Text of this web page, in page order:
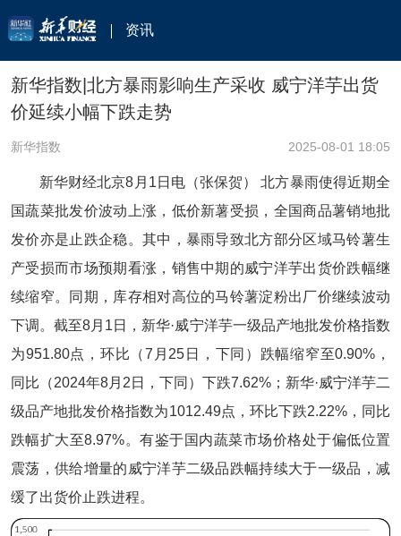
资讯
新华指数|北方暴雨影响生产采收 威宁洋芋出货
价延续小幅下跌走势
新华指数 2025-08-01 18:05
新华财经北京8月1日电（张保贺） 北方暴雨使得近期全
国蔬菜批发价波动上涨，低价新薯受损，全国商品薯销地批
发价亦是止跌企稳。其中，暴雨导致北方部分区域马铃薯生
产受损而市场预期看涨，销售中期的威宁洋芋出货价跌幅继
续缩窄。同期，库存相对高位的马铃薯淀粉出厂价继续波动
下调。截至8月1日，新华·威宁洋芋一级品产地批发价格指数
为951.80点，环比（7月25日，下同）跌幅缩窄至0.90%，
同比（2024年8月2日，下同）下跌7.62%；新华·威宁洋芋二
级品产地批发价格指数为1012.49点，环比下跌2.22%，同比
跌幅扩大至8.97%。有鉴于国内蔬菜市场价格处于偏低位置
震荡，供给增量的威宁洋芋二级品跌幅持续大于一级品，减
缓了出货价止跌进程。